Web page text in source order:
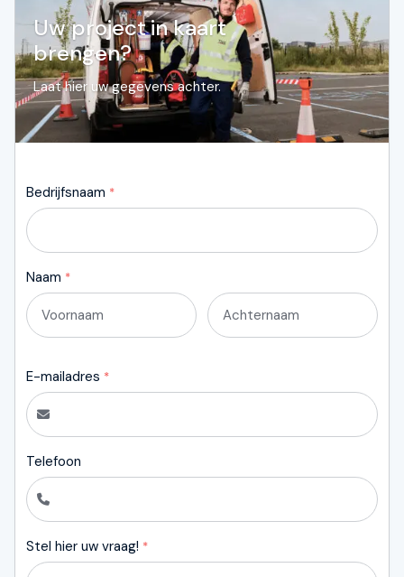
Uw project in kaart
brengen?
Laat hier uw gegevens achter.
Bedrijfsnaam *
Naam *
E-mailadres *
Telefoon
Stel hier uw vraag! *